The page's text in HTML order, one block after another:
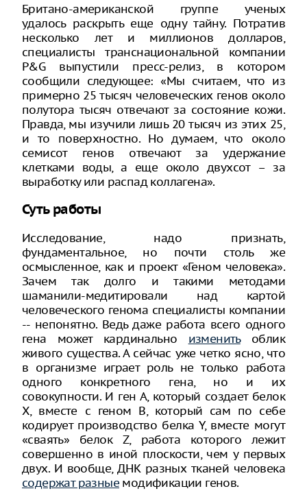
Британо-американской группе ученых
удалось раскрыть еще одну тайну. Потратив
несколько лет и миллионов долларов,
специалисты транснациональной компании
P&G выпустили пресс-релиз, в котором
сообщили следующее: «Мы считаем, что из
примерно 25 тысяч человеческих генов около
полутора тысяч отвечают за состояние кожи.
Правда, мы изучили лишь 20 тысяч из этих 25,
и то поверхностно. Но думаем, что около
семисот генов отвечают за удержание
клетками воды, а еще около двухсот – за
выработку или распад коллагена».
Суть работы
Исследование, надо признать,
фундаментальное, но почти столь же
осмысленное, как и проект «Геном человека».
Зачем так долго и такими методами
шаманили-медитировали над картой
человеческого генома специалисты компании
-- непонятно. Ведь даже работа всего одного
гена может кардинально изменитьоблик
живого существа. А сейчас уже четко ясно, что
в организме играет роль не только работа
одного конкретного гена, но и их
совокупности. И ген А, который создает белок
X, вместе с геном B, который сам по себе
кодирует производство белка Y, вместе могут
«сваять» белок Z, работа которого лежит
совершенно в иной плоскости, чем у первых
двух. И вообще, ДНК разных тканей человека
содержат разные модификации генов.